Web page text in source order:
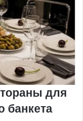
для
банкета